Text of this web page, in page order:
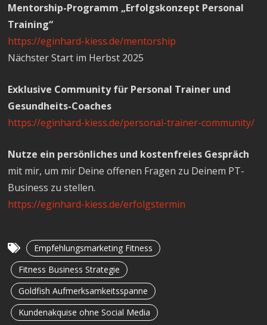
Mentorship-Programm „Erfolgskonzept Personal
Training“
https://eginhard-kiess.de/mentorship
Nächster Start im Herbst 2025
Exklusive Community für Personal Trainer und
Gesundheits-Coaches
https://eginhard-kiess.de/personal-trainer-community/
Nutze ein persönliches und kostenfreies Gespräch
mit mir, um mir Deine offenen Fragen zu Deinem PT-
Business zu stellen.
https://eginhard-kiess.de/erfolgstermin
Empfehlungsmarketing Fitness
Fitness Business Strategie
Goldfish Aufmerksamkeitsspanne
Kundenakquise ohne Social Media